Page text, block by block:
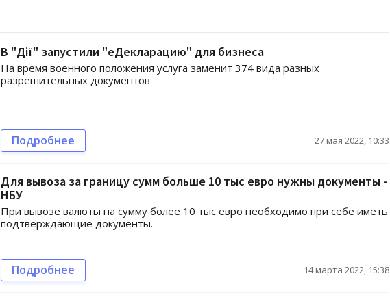
В "Дії" запустили "еДекларацию" для бизнеса
На время военного положения услуга заменит 374 вида разных
разрешительных документов
Подробнее 27 мая 2022, 10:33
Для вывоза за границу сумм больше 10 тыс евро нужны документы -
НБУ
При вывозе валюты на сумму более 10 тыс евро необходимо при себе иметь
подтверждающие документы.
Подробнее 14 марта 2022, 15:38